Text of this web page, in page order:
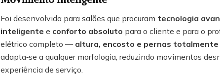
Foi desenvolvida para salões que procuram tecnologia
inteligente e conforto absoluto para o cliente e para o
elétrico completo — altura, encosto e pernas
adapta‑se a qualquer morfologia, reduzindo movimentos
experiência de serviço.